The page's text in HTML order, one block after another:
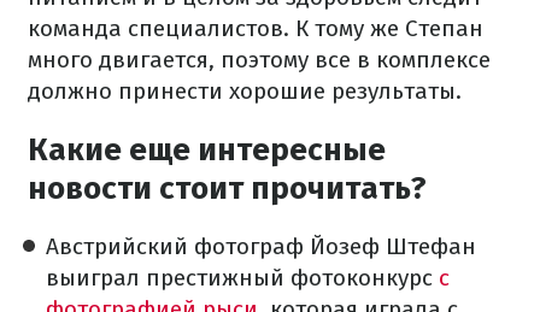
команда специалистов. К тому же Степан
много двигается, поэтому все в комплексе
должно принести хорошие результаты.
Какие еще интересные
новости стоит прочитать?
Австрийский фотограф Йозеф Штефан
выиграл престижный фотоконкурс с